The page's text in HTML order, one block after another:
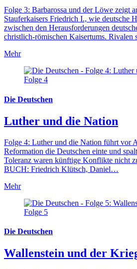
Folge 3: Barbarossa und der Löwe zeigt
Stauferkaisers Friedrich I., wie deutsche
zwischen den Herausforderungen
christlich-römischen Kaisertums.
Mehr
Folge 4
Die Deutschen
Luther und die Nation
Folge 4: Luther und die Nation führt vor
Reformation die Deutschen einte und
Toleranz waren künftige Konflikte nicht
BUCH: Friedrich Klütsch, Daniel…
Mehr
Folge 5
Die Deutschen
Wallenstein und der